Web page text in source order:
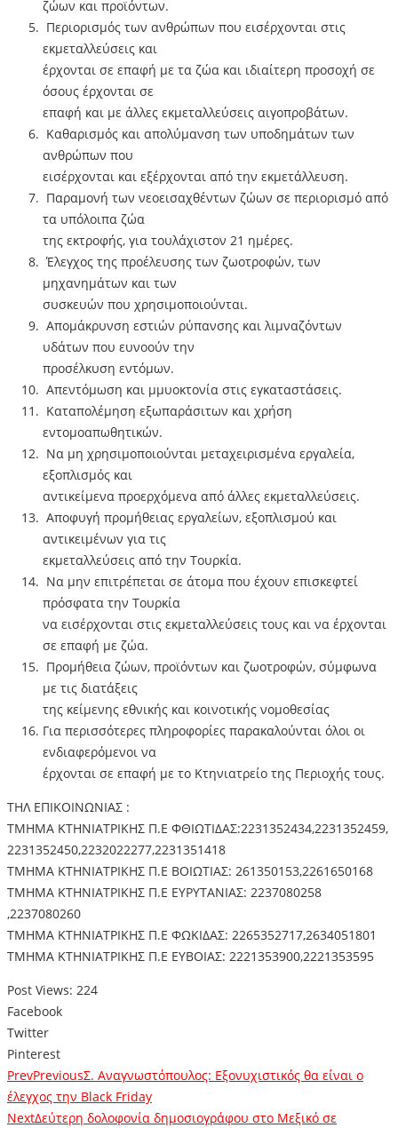
ζώων και προϊόντων.
Περιορισµός των ανθρώπων που εισέρχονται στις
εκµεταλλεύσεις και
έρχονται σε επαφή µε τα ζώα και ιδιαίτερη προσοχή σε
όσους έρχονται σε
επαφή και µε άλλες εκμεταλλεύσεις αιγοπροβάτων.
Καθαρισµός και απολύµανση των υποδηµάτων των
ανθρώπων που
εισέρχονται και εξέρχονται από την εκμετάλλευση.
Παραµονή των νεοεισαχθέντων ζώων σε περιορισµό από
τα υπόλοιπα ζώα
της εκτροφής, για τουλάχιστον 21 ηµέρες.
Έλεγχος της προέλευσης των ζωοτροφών, των
µηχανηµάτων και των
συσκευών που χρησιµοποιούνται.
Απομάκρυνση εστιών ρύπανσης και λιμναζόντων
υδάτων που ευνοούν την
προσέλκυση εντόµων.
Απεντόμωση και µμυοκτονία στις εγκαταστάσεις.
Καταπολέμηση εξωπαράσιτων και χρήση
εντομοαπωθητικών.
Να µη χρησιµοποιούνται µεταχειρισµένα εργαλεία,
εξοπλισµός και
αντικείμενα προερχόμενα από άλλες εκµεταλλεύσεις.
Αποφυγή προμήθειας εργαλείων, εξοπλισµού και
αντικειμένων για τις
εκµεταλλεύσεις από την Τουρκία.
Να µην επιτρέπεται σε άτοµα που έχουν επισκεφτεί
πρόσφατα την Τουρκία
να εισέρχονται στις εκµεταλλεύσεις τους και να έρχονται
σε επαφή µε ζώα.
Προµήθεια ζώων, προϊόντων και ζωοτροφών, σύµφωνα
µε τις διατάξεις
της κείµενης εθνικής και κοινοτικής νοµοθεσίας
Για περισσότερες πληροφορίες παρακαλούνται όλοι οι
ενδιαφερόμενοι να
έρχονται σε επαφή με το Κτηνιατρείο της Περιοχής τους.
ΤΗΛ ΕΠΙΚΟΙΝΩΝΙΑΣ :
ΤΜΗΜΑ ΚΤΗΝΙΑΤΡΙΚΗΣ Π.Ε ΦΘΙΩΤΙΔΑΣ:2231352434,2231352459,
2231352450,2232022277,2231351418
ΤΜΗΜΑ ΚΤΗΝΙΑΤΡΙΚΗΣ Π.Ε ΒΟΙΩΤΙΑΣ: 261350153,2261650168
ΤΜΗΜΑ ΚΤΗΝΙΑΤΡΙΚΗΣ Π.Ε ΕΥΡΥΤΑΝΙΑΣ: 2237080258
,2237080260
ΤΜΗΜΑ ΚΤΗΝΙΑΤΡΙΚΗΣ Π.Ε ΦΩΚΙΔΑΣ: 2265352717,2634051801
ΤΜΗΜΑ ΚΤΗΝΙΑΤΡΙΚΗΣ Π.Ε ΕΥΒΟΙΑΣ: 2221353900,2221353595
Post Views: 224
Facebook
Twitter
Pinterest
PrevPreviousΣ. Αναγνωστόπουλος: Εξονυχιστικός θα είναι ο
έλεγχος την Black Friday
NextΔεύτερη δολοφονία δημοσιογράφου στο Μεξικό σε